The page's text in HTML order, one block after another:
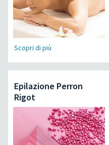
Scopri di più
Epilazione Perron
Rigot